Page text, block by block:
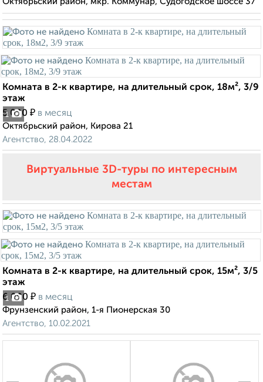
1
Комната в 2-к квартире, на длительный срок, 18м², 3/9
этаж
5 000 ₽ в месяц
Октябрьский район, Кирова 21
Агентство, 28.04.2022
Виртуальные 3D-туры по интересным
местам
1
Комната в 2-к квартире, на длительный срок, 15м², 3/5
этаж
6 000 ₽ в месяц
Фрунзенский район, 1-я Пионерская 30
Агентство, 10.02.2021